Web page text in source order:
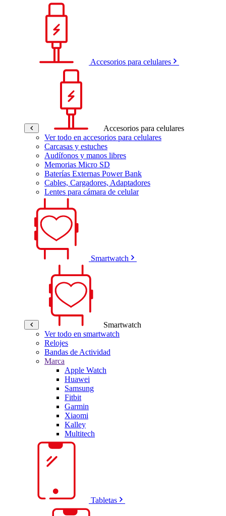
Accesorios para celulares
Accesorios para celulares
Ver todo en accesorios para celulares
Carcasas y estuches
Audífonos y manos libres
Memorias Micro SD
Baterías Externas Power Bank
Cables, Cargadores, Adaptadores
Lentes para cámara de celular
Smartwatch
Smartwatch
Ver todo en smartwatch
Relojes
Bandas de Actividad
Marca
Apple Watch
Huawei
Samsung
Fitbit
Garmin
Xiaomi
Kalley
Multitech
Tabletas